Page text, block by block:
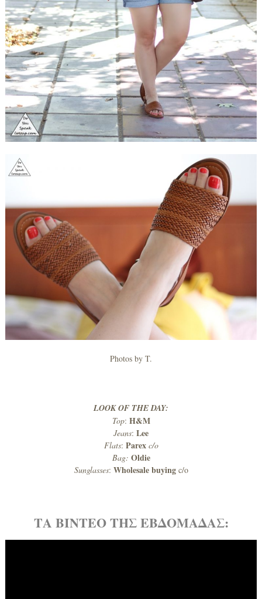
Photos by T.
LOOK OF THE DAY:
Top: H&M
Jeans: Lee
Flats: Parex c/o
Bag: Oldie
Sunglasses: Wholesale buyingc/o
ΤΑ ΒΙΝΤΕΟ ΤΗΣ ΕΒΔΟΜΑΔΑΣ: